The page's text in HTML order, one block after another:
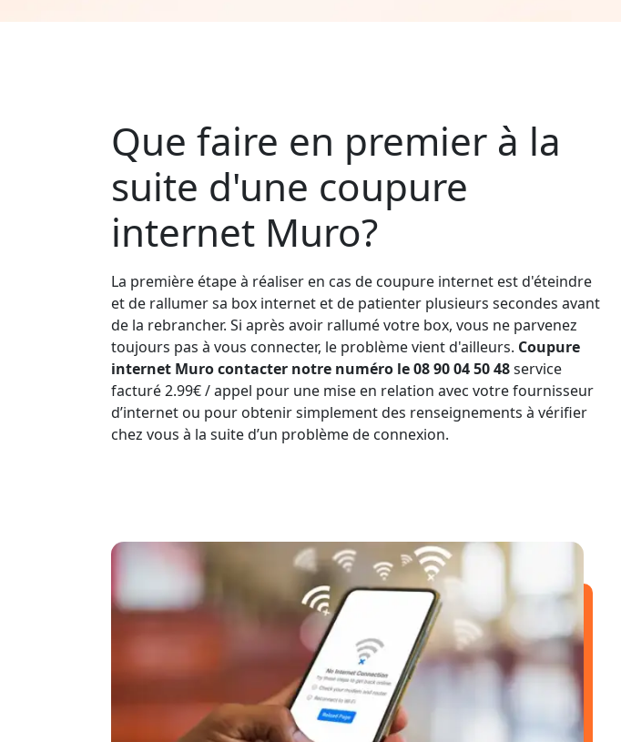
Que faire en premier à la
suite d'une coupure
internet Muro?
La première étape à réaliser en cas de coupure internet est d'éteindre
et de rallumer sa box internet et de patienter plusieurs secondes avant
de la rebrancher. Si après avoir rallumé votre box, vous ne parvenez
toujours pas à vous connecter, le problème vient d'ailleurs. Coupure
internet Muro contacter notre numéro le 08 90 04 50 48service
facturé 2.99€ / appel pour une mise en relation avec votre fournisseur
d’internet ou pour obtenir simplement des renseignements à vérifier
chez vous à la suite d’un problème de connexion.